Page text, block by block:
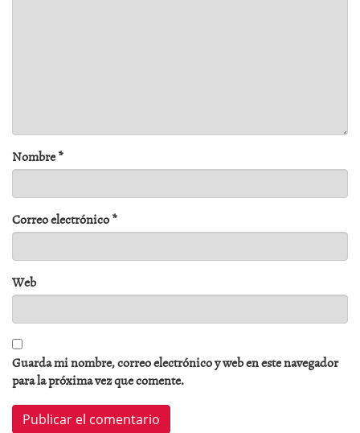
Nombre*
Correo electrónico*
Web
Guarda mi nombre, correo electrónico y web en este navegador
para la próxima vez que comente.